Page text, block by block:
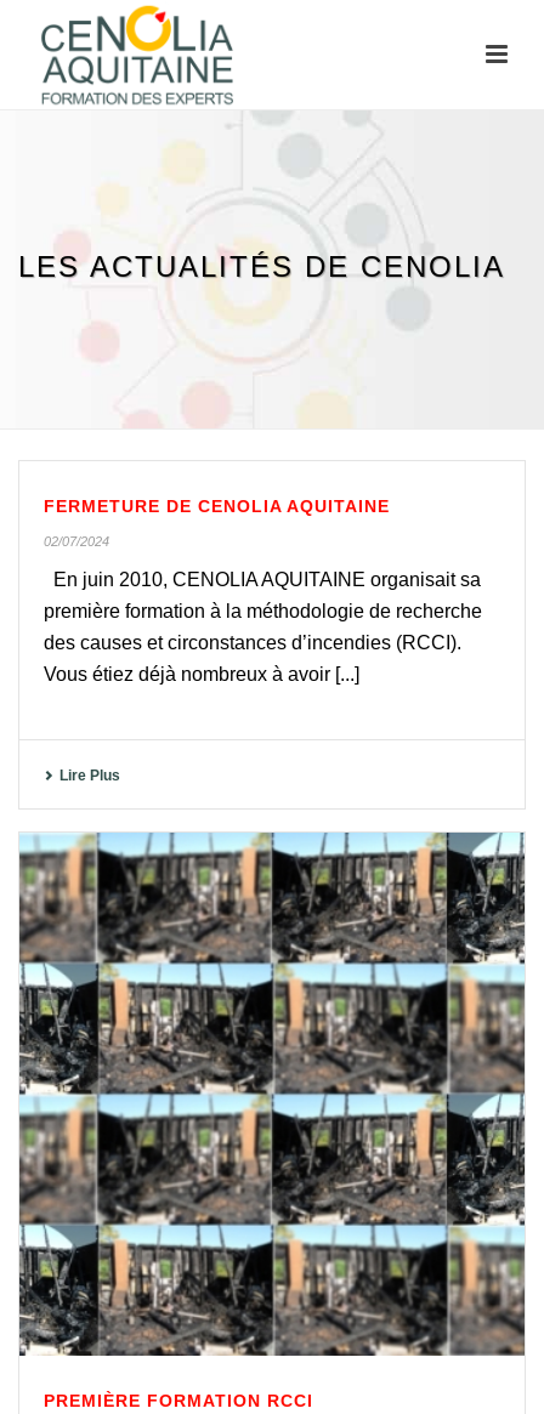
LES ACTUALITÉS DE CENOLIA
FERMETURE DE CENOLIA AQUITAINE
02/07/2024
En juin 2010, CENOLIA AQUITAINE organisait sa
première formation à la méthodologie de recherche
des causes et circonstances d’incendies (RCCI).
Vous étiez déjà nombreux à avoir [...]
Lire Plus
PREMIÈRE FORMATION RCCI